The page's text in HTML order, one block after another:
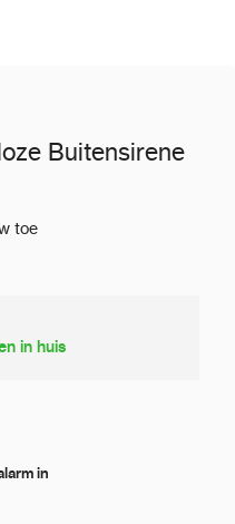
Buitensirene
toe
in huis
in